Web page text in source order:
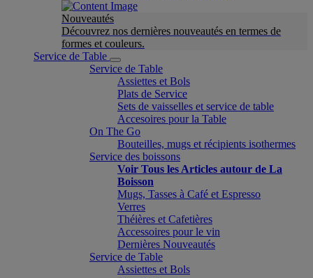
Nouveautés
Découvrez nos dernières nouveautés en termes de
formes et couleurs.
Service de Table
Service de Table
Assiettes et Bols
Plats de Service
Sets de vaisselles et service de table
Accesoires pour la Table
On The Go
Bouteilles, mugs et récipients isothermes
Service des boissons
Voir Tous les Articles autour de La
Boisson
Mugs, Tasses à Café et Espresso
Verres
Théières et Cafetières
Accessoires pour le vin
Dernières Nouveautés
Service de Table
Assiettes et Bols